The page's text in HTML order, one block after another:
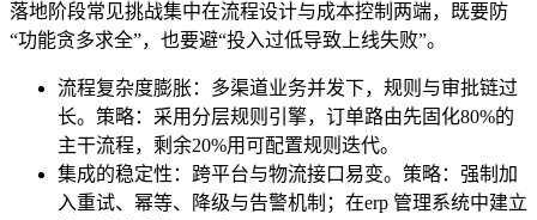
落地阶段常见挑战集中在流程设计与成本控制两端，既要防
“功能贪多求全”，也要避“投入过低导致上线失败”。
流程复杂度膨胀：多渠道业务并发下，规则与审批链过
长。策略：采用分层规则引擎，订单路由先固化80%的
主干流程，剩余20%用可配置规则迭代。
集成的稳定性：跨平台与物流接口易变。策略：强制加
入重试、幂等、降级与告警机制；在erp 管理系统中建立